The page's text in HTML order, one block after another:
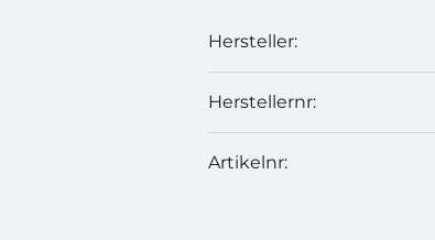
Hersteller:
Herstellernr:
Artikelnr: